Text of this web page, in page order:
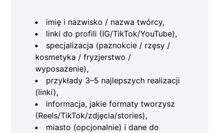
imię i nazwisko / nazwa twórcy,
linki do profili (IG/TikTok/YouTube),
specjalizacja (paznokcie / rzęsy /
kosmetyka / fryzjerstwo /
wyposażenie),
przykłady 3–5 najlepszych realizacji
(linki),
informacja, jakie formaty tworzysz
(Reels/TikTok/zdjęcia/stories),
miasto (opcjonalnie) i dane do